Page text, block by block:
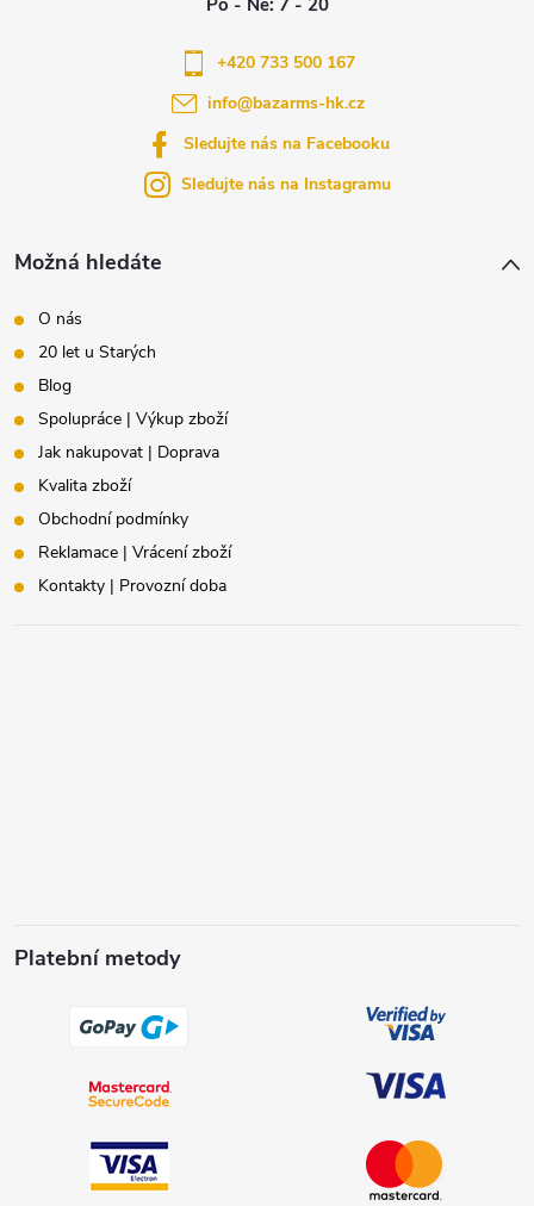
Možná hledáte
O nás
20 let u Starých
Blog
Spolupráce | Výkup zboží
Jak nakupovat | Doprava
Kvalita zboží
Obchodní podmínky
Reklamace | Vrácení zboží
Kontakty | Provozní doba
Platební metody
info@bazarms-hk.cz
+420 733 500 167
Sledujte nás na Facebooku
Sledujte nás na Instagramu